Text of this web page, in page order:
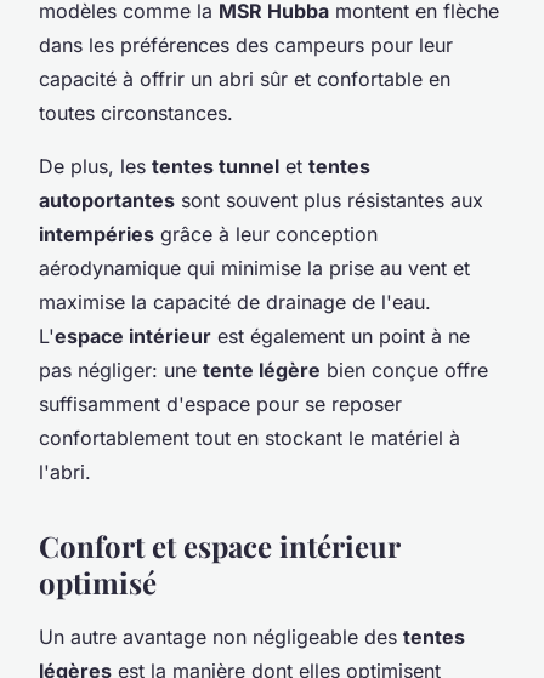
modèles comme la MSR Hubba montent en flèche
dans les préférences des campeurs pour leur
capacité à offrir un abri sûr et confortable en
toutes circonstances.
De plus, les tentes tunnel et tentes
autoportantes sont souvent plus résistantes aux
intempéries grâce à leur conception
aérodynamique qui minimise la prise au vent et
maximise la capacité de drainage de l'eau.
L'espace intérieur est également un point à ne
pas négliger: une tente légère bien conçue offre
suffisamment d'espace pour se reposer
confortablement tout en stockant le matériel à
l'abri.
Confort et espace intérieur
optimisé
Un autre avantage non négligeable des tentes
légères est la manière dont elles optimisent